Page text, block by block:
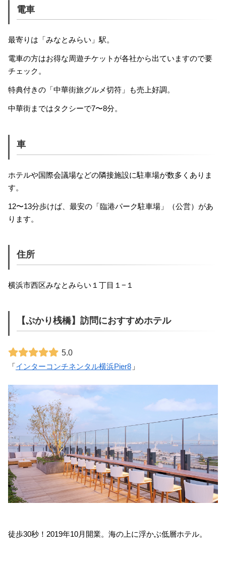
電車
最寄りは「みなとみらい」駅。
電車の方はお得な周遊チケットが各社から出ていますので要
チェック。
特典付きの「中華街旅グルメ切符」も売上好調。
中華街まではタクシーで7〜8分。
車
ホテルや国際会議場などの隣接施設に駐車場が数多くありま
す。
12〜13分歩けば、最安の「臨港パーク駐車場」（公営）があ
ります。
住所
横浜市西区みなとみらい１丁目１−１
【ぷかり桟橋】訪問におすすめホテル
5.0
「インターコンチネンタル横浜Pier8 」
徒歩30秒！2019年10月開業。海の上に浮かぶ低層ホテル。